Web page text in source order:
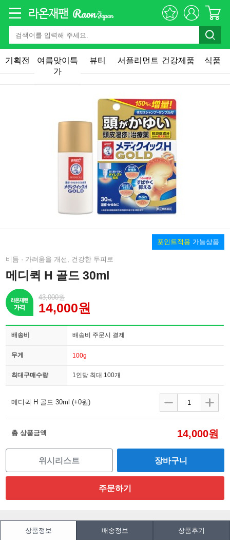
기획전
여름맞이특
가
뷰티 서플리먼트 건강제품 식품
포인트적용 가능상품
비듬 · 가려움을 개선, 건강한 두피로
메디퀵 H 골드 30ml
43,000원
14,000원
배송비 배송비 주문시 결제
무게 100g
최대구매수량 1인당 최대 100개
메디퀵 H 골드 30ml (+0원)
총 상품금액 14,000원
위시리스트
상품정보 배송정보 상품후기